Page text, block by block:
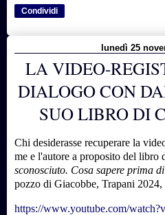
Condividi
lunedì 25
LA VIDEO-
DIALOGO CON
SUO LIBRO DI
Chi desiderasse recuperare la
me e l'autore a proposito del libro
sconosciuto. Cosa sapere prima
pozzo di Giacobbe, Trapani
https://www.youtube.com/